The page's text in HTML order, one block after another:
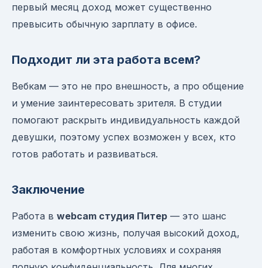
первый месяц доход может существенно
превысить обычную зарплату в офисе.
Подходит ли эта работа всем?
Вебкам — это не про внешность, а про общение
и умение заинтересовать зрителя. В студии
помогают раскрыть индивидуальность каждой
девушки, поэтому успех возможен у всех, кто
готов работать и развиваться.
Заключение
Работа в webcam студия Питер — это шанс
изменить свою жизнь, получая высокий доход,
работая в комфортных условиях и сохраняя